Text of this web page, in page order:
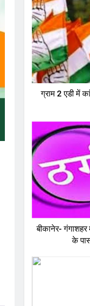
ग्राम 2 एडी में
बीकानेर- गंगाशहर में ठग
के